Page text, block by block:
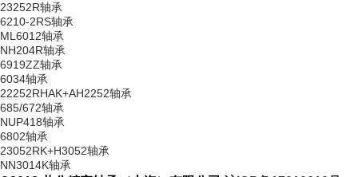
23252R轴承
6210-2RS轴承
ML6012轴承
NH204R轴承
6919ZZ轴承
6034轴承
22252RHAK+AH2252轴承
685/672轴承
NUP418轴承
6802轴承
23052RK+H3052轴承
NN3014K轴承